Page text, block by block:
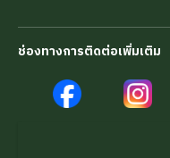
ช่องทางการติดต่อเพิ่มเติม